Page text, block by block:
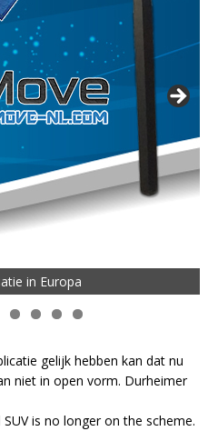
in Europa
gelijk hebben kan dat nu
niet in open vorm. Durheimer
is no longer on the scheme.